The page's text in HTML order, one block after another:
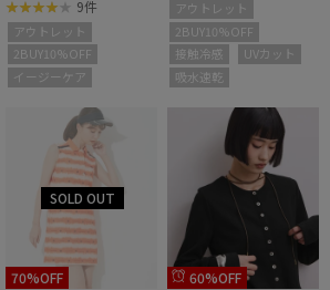
9件
アウトレット
2BUY10%OFF
イージーケア
アウトレット
2BUY10%OFF
接触冷感
UVカット
吸水速乾
70%OFF
60%OFF